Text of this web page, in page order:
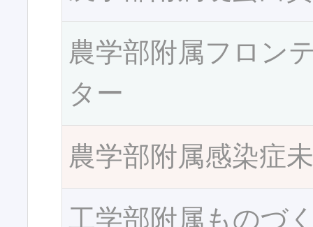
農学部附属フロン
ター
農学部附属感染症
工学部附属ものづ